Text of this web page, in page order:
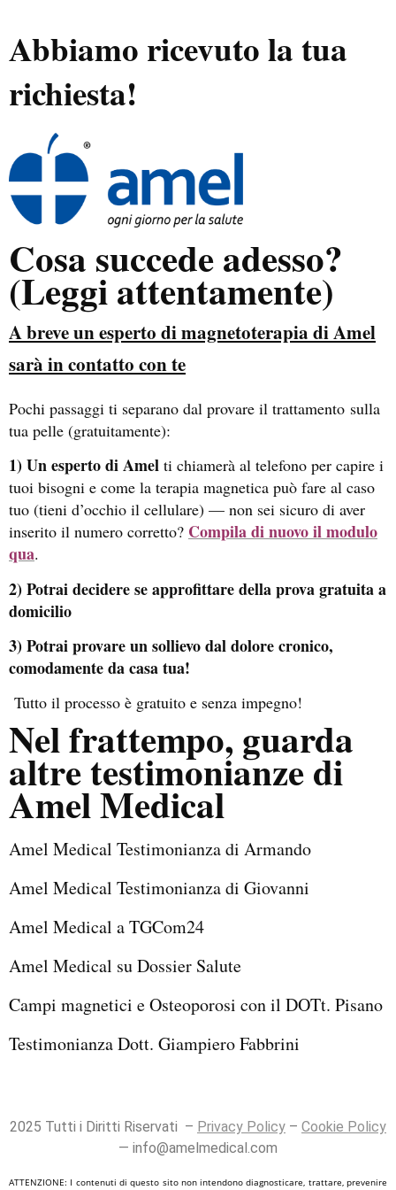
Abbiamo ricevuto la tua
richiesta!
Cosa succede adesso?
(Leggi attentamente)
A breve un esperto di magnetoterapia di Amel
sarà in contatto con te
Pochi passaggi ti separano dal provare il trattamento sulla
tua pelle (gratuitamente):
1) Un esperto di Amel ti chiamerà al telefono per capire i
tuoi bisogni e come la terapia magnetica può fare al caso
tuo (tieni d’occhio il cellulare) — non sei sicuro di aver
inserito il numero corretto? Compila di nuovo il modulo
qua.
2) Potrai decidere se approfittare della prova gratuita a
domicilio
3) Potrai provare un sollievo dal dolore cronico,
comodamente da casa tua!
Tutto il processo è gratuito e senza impegno!
Nel frattempo, guarda
altre testimonianze di
Amel Medical
Amel Medical Testimonianza di Armando
Amel Medical Testimonianza di Giovanni
Amel Medical a TGCom24
Amel Medical su Dossier Salute
Campi magnetici e Osteoporosi con il DOTt. Pisano
Testimonianza Dott. Giampiero Fabbrini
2025 Tutti i Diritti Riservati – Privacy Policy – Cookie Policy
— info@amelmedical.com
ATTENZIONE: I contenuti di questo sito non intendono diagnosticare, trattare, prevenire